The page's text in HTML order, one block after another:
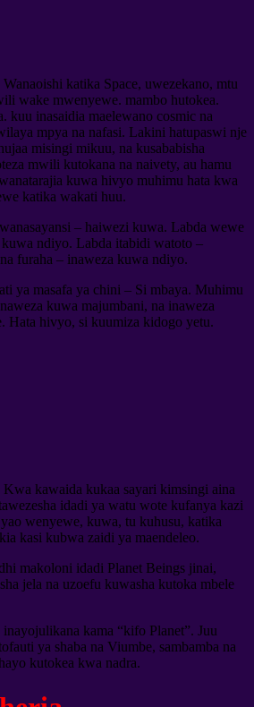
Wanaoishi katika Space, uwezekano, mtu
wake mwenyewe. mambo hutokea.
kuu inasaidia maelewano cosmic na
mpya na nafasi. Lakini hatupaswi nje
misingi mikuu, na kusababisha
mwili kutokana na naivety, au hamu
kuwa hivyo muhimu hata kwa
katika wakati huu.
– haiwezi kuwa. Labda wewe
ndiyo. Labda itabidi watoto –
furaha – inaweza kuwa ndiyo.
ya masafa ya chini – Si mbaya. Muhimu
kuwa majumbani, na inaweza
Hata hivyo, si kuumiza kidogo yetu.
Kwa kawaida kukaa sayari kimsingi aina
idadi ya watu wote kufanya kazi
wenyewe, kuwa, tu kuhusu, katika
kasi kubwa zaidi ya maendeleo.
makoloni idadi Planet Beings jinai,
jela na uzoefu kuwasha kutoka mbele
kama “kifo Planet”. Juu
ya shaba na Viumbe, sambamba na
kutokea kwa nadra.